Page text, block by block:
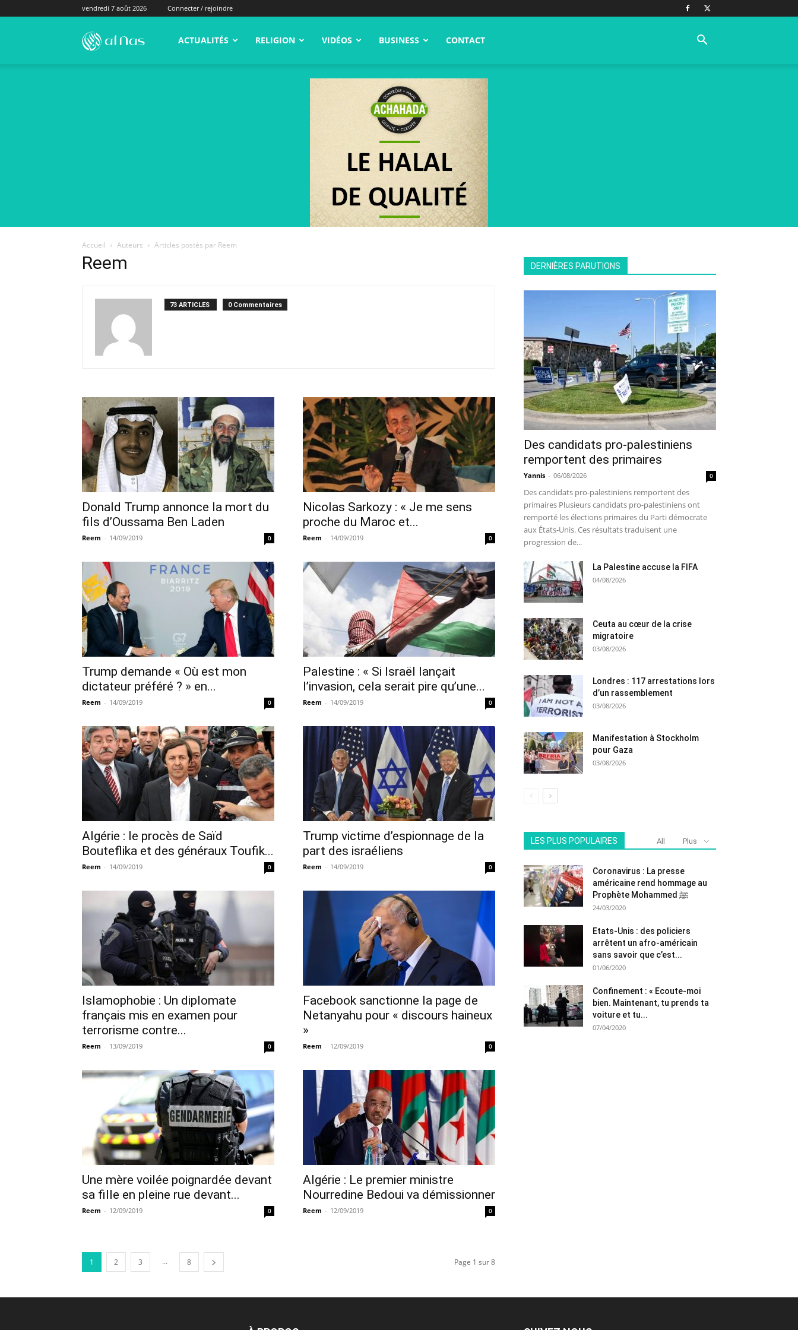
vendredi 7 août 2026 Connecter / rejoindre
alNas.fr ACTUALITÉS RELIGION VIDÉOS BUSINESS CONTACT
Accueil Auteurs Articles postés par Reem
Reem
73 ARTICLES 0 Commentaires
Donald Trump annonce la mort du
fils d’Oussama Ben Laden
Reem - 14/09/2019 0
Nicolas Sarkozy : « Je me sens
proche du Maroc et...
Reem - 14/09/2019 0
Trump demande « Où est mon
dictateur préféré ? » en...
Reem - 14/09/2019 0
Palestine : « Si Israël lançait
l’invasion, cela serait pire qu’une...
Reem - 14/09/2019 0
Algérie : le procès de Saïd
Bouteflika et des généraux Toufik...
Reem - 14/09/2019 0
Trump victime d’espionnage de la
part des israéliens
Reem - 14/09/2019 0
Islamophobie : Un diplomate
français mis en examen pour
terrorisme contre...
Reem - 13/09/2019 0
Facebook sanctionne la page de
Netanyahu pour « discours haineux
»
Reem - 12/09/2019 0
Une mère voilée poignardée devant
sa fille en pleine rue devant...
Reem - 12/09/2019 0
Algérie : Le premier ministre
Nourredine Bedoui va démissionner
Reem - 12/09/2019 0
1 2 3 ... 8 Page 1 sur 8
DERNIÈRES PARUTIONS
Des candidats pro-palestiniens
remportent des primaires
Yannis - 06/08/2026 0
Des candidats pro-palestiniens remportent des
primaires Plusieurs candidats pro-palestiniens ont
remporté les élections primaires du Parti démocrate
aux États-Unis. Ces résultats traduisent une
progression de...
La Palestine accuse la FIFA
04/08/2026
Ceuta au cœur de la crise
migratoire
03/08/2026
Londres : 117 arrestations lors
d’un rassemblement
03/08/2026
Manifestation à Stockholm
pour Gaza
03/08/2026
LES PLUS POPULAIRES All Plus
Coronavirus : La presse
américaine rend hommage au
Prophète Mohammed ﷺ
24/03/2020
Etats-Unis : des policiers
arrêtent un afro-américain
sans savoir que c’est...
01/06/2020
Confinement : « Ecoute-moi
bien. Maintenant, tu prends ta
voiture et tu...
07/04/2020